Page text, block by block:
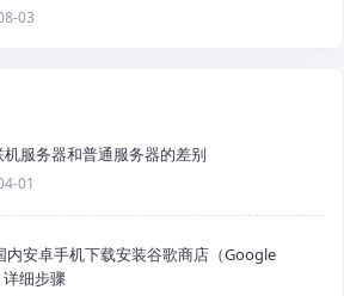
03
机服务器和普通服务器的差别
01
内安卓手机下载安装谷歌商店（Google
详细步骤